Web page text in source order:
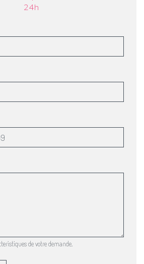
24h
de votre demande.